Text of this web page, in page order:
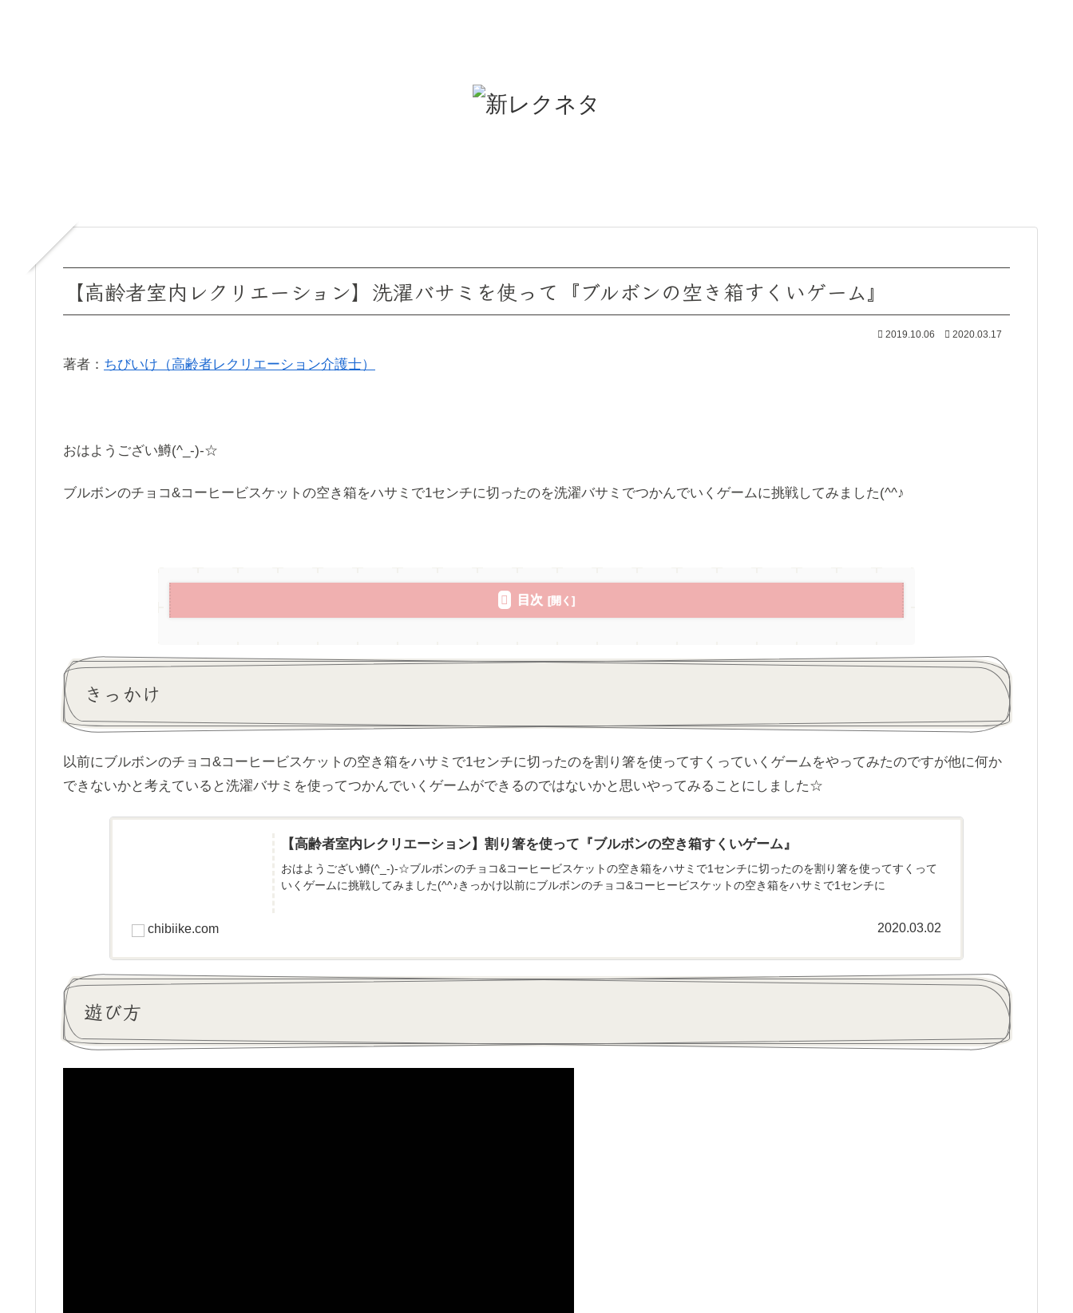
【高齢者室内レクリエーション】洗濯バサミを使って『ブルボンの空き箱すくいゲーム』
2019.10.06 2020.03.17
著者： ちびいけ（高齢者レクリエーション介護士）
おはようござい鱒(^_-)-☆
ブルボンのチョコ&コーヒービスケットの空き箱をハサミで1センチに切ったのを洗濯バサミでつかんでいくゲームに挑戦してみました(^^♪
目次
きっかけ
以前にブルボンのチョコ&コーヒービスケットの空き箱をハサミで1センチに切ったのを割り箸を使ってすくっていくゲームをやってみたのですが他に何か
できないかと考えていると洗濯バサミを使ってつかんでいくゲームができるのではないかと思いやってみることにしました☆
【高齢者室内レクリエーション】割り箸を使って『ブルボンの空き箱すくいゲーム』
おはようござい鱒(^_-)-☆ブルボンのチョコ&コーヒービスケットの空き箱をハサミで1センチに切ったのを割り箸を使ってすくって
いくゲームに挑戦してみました(^^♪きっかけ以前にブルボンのチョコ&コーヒービスケットの空き箱をハサミで1センチに
chibiike.com 2020.03.02
遊び方